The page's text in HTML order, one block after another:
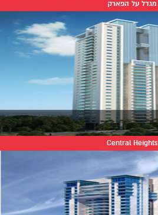
מגדל על הפארק
Central Heights